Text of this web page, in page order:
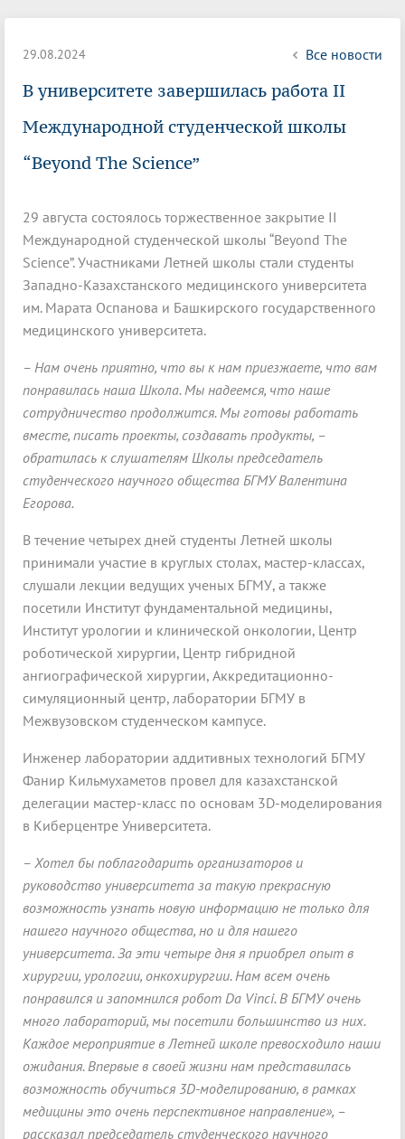
29.08.2024 Все новости
В университете завершилась работа II
Международной студенческой школы
“Beyond The Science”
29 августа состоялось торжественное закрытие II
Международной студенческой школы “Beyond The
Science”. Участниками Летней школы стали студенты
Западно-Казахстанского медицинского университета
им. Марата Оспанова и Башкирского государственного
медицинского университета.
– Нам очень приятно, что вы к нам приезжаете, что вам
понравилась наша Школа. Мы надеемся, что наше
сотрудничество продолжится. Мы готовы работать
вместе, писать проекты, создавать продукты, –
обратилась к слушателям Школы председатель
студенческого научного общества БГМУ Валентина
Егорова.
В течение четырех дней студенты Летней школы
принимали участие в круглых столах, мастер-классах,
слушали лекции ведущих ученых БГМУ, а также
посетили Институт фундаментальной медицины,
Институт урологии и клинической онкологии, Центр
роботической хирургии, Центр гибридной
ангиографической хирургии, Аккредитационно-
симуляционный центр, лаборатории БГМУ в
Межвузовском студенческом кампусе.
Инженер лаборатории аддитивных технологий БГМУ
Фанир Кильмухаметов провел для казахстанской
делегации мастер-класс по основам 3D-моделирования
в Киберцентре Университета.
– Хотел бы поблагодарить организаторов и
руководство университета за такую прекрасную
возможность узнать новую информацию не только для
нашего научного общества, но и для нашего
университета. За эти четыре дня я приобрел опыт в
хирургии, урологии, онкохирургии. Нам всем очень
понравился и запомнился робот Da Vinci. В БГМУ очень
много лабораторий, мы посетили большинство из них.
Каждое мероприятие в Летней школе превосходило наши
ожидания. Впервые в своей жизни нам представилась
возможность обучиться 3D-моделированию, в рамках
медицины это очень перспективное направление», –
рассказал председатель студенческого научного